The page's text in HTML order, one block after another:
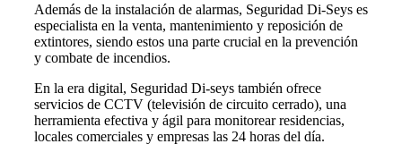
Además de la instalación de alarmas, Seguridad Di-Seys es
especialista en la venta, mantenimiento y reposición de
extintores, siendo estos una parte crucial en la prevención
y combate de incendios.
En la era digital, Seguridad Di-seys también ofrece
servicios de CCTV (televisión de circuito cerrado), una
herramienta efectiva y ágil para monitorear residencias,
locales comerciales y empresas las 24 horas del día.